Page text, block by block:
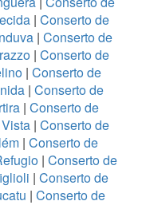
| Conserto de
| Conserto de
| Conserto de
| Conserto de
| Conserto de
| Conserto de
| Conserto de
| Conserto de
| Conserto de
| Conserto de
| Conserto de